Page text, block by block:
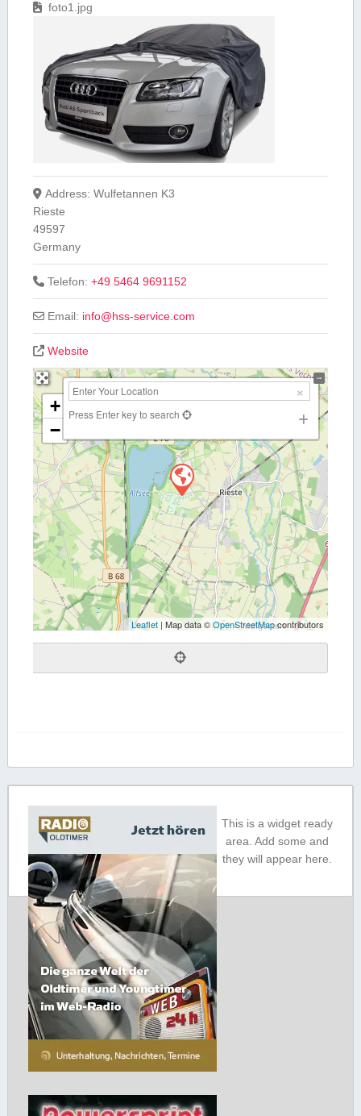
foto1.jpg
Address:Wulfetannen K3
Rieste
49597
Germany
Telefon:+49 5464 9691152
Email: info@hss-service.com
Website
+
−
Press Enter key to search
Leaflet | Map data ©OpenStreetMapcontributors
This is a widget ready
area. Add some and
they will appear here.